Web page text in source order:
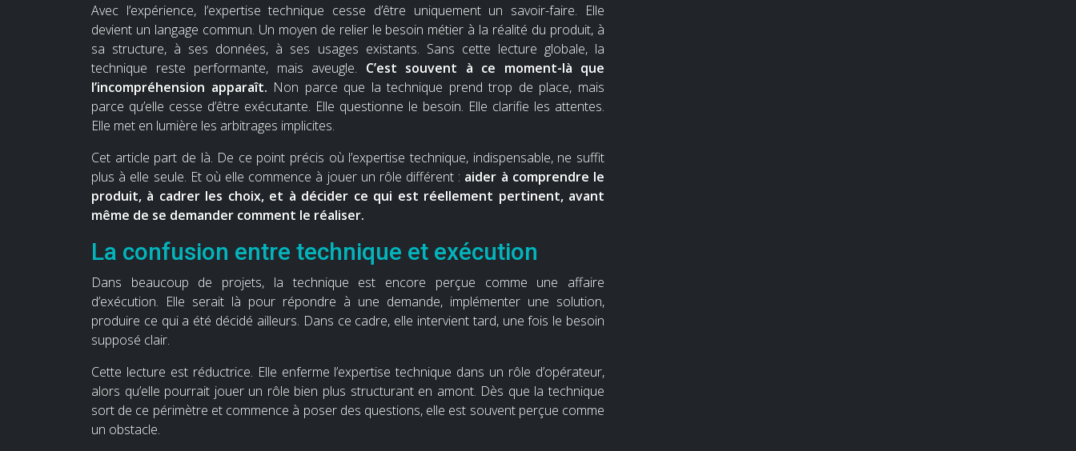
Avec l’expérience, l’expertise technique cesse d’être uniquement un savoir-faire. Elle
devient un langage commun. Un moyen de relier le besoin métier à la réalité du produit, à
sa structure, à ses données, à ses usages existants. Sans cette lecture globale, la
technique reste performante, mais aveugle. C’est souvent à ce moment-là que
l’incompréhension apparaît. Non parce que la technique prend trop de place, mais
parce qu’elle cesse d’être exécutante. Elle questionne le besoin. Elle clarifie les attentes.
Elle met en lumière les arbitrages implicites.
Cet article part de là. De ce point précis où l’expertise technique, indispensable, ne suffit
plus à elle seule. Et où elle commence à jouer un rôle différent : aider à comprendre le
produit, à cadrer les choix, et à décider ce qui est réellement pertinent, avant
même de se demander comment le réaliser.
La confusion entre technique et exécution
Dans beaucoup de projets, la technique est encore perçue comme une affaire
d’exécution. Elle serait là pour répondre à une demande, implémenter une solution,
produire ce qui a été décidé ailleurs. Dans ce cadre, elle intervient tard, une fois le besoin
supposé clair.
Cette lecture est réductrice. Elle enferme l’expertise technique dans un rôle d’opérateur,
alors qu’elle pourrait jouer un rôle bien plus structurant en amont. Dès que la technique
sort de ce périmètre et commence à poser des questions, elle est souvent perçue comme
un obstacle.